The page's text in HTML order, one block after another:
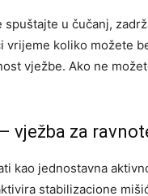
u čučanj,
koliko možete
vježbe. Ako ne
vježba za
kao jednostavna
stabilizacione